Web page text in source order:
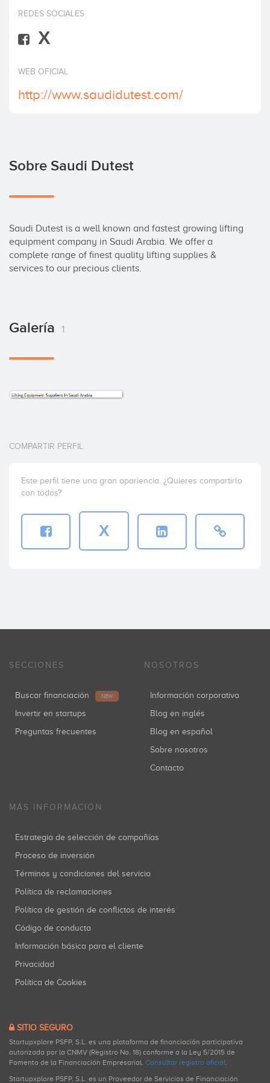
Invertir
REDES SOCIALES
X
WEB OFICIAL
http://www.saudidutest.com/
Sobre Saudi Dutest
Saudi Dutest is a well known and fastest growing lifting
equipment company in Saudi Arabia. We offer a
complete range of finest quality lifting supplies &
services to our precious clients.
Galería 1
COMPARTIR PERFIL
Este perfil tiene una gran apariencia. ¿Quieres compartirlo
con todos?
X
SECCIONES
Buscar financiación NEW
Invertir en startups
Preguntas frecuentes
NOSOTROS
Información corporativa
Blog en inglés
Blog en español
Sobre nosotros
Contacto
MÁS INFORMACIÓN
Estrategia de selección de compañías
Proceso de inversión
Términos y condiciones del servicio
Política de reclamaciones
Política de gestión de conflictos de interés
Código de conducta
Información básica para el cliente
Privacidad
Política de Cookies
SITIO SEGURO
Startupxplore PSFP, S.L. es una plataforma de financiación participativa
autorizada por la CNMV (Registro No. 18) conforme a la Ley 5/2015 de
Fomento de la Financiación Empresarial. Consultar registro oficial
Startupxplore PSFP, S.L. es un Proveedor de Servicios de Financiación